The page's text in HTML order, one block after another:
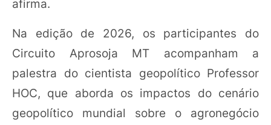
afirma.
Na edição de 2026, os participantes do
Circuito Aprosoja MT acompanham a
palestra do cientista geopolítico Professor
HOC, que aborda os impactos do cenário
geopolítico mundial sobre o agronegócio